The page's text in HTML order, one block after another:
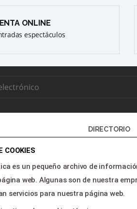
ONLINE
espectáculos
DIRECTORIO
Area
COOKIES
es un pequeño archivo de
web. Algunas son de nuestra
servicios para nuestra página web.